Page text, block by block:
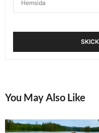
You May Also Like